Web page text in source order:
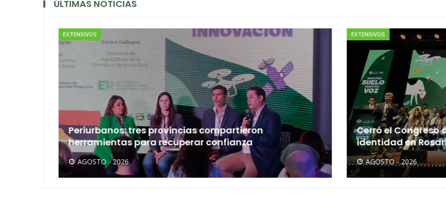
ÚLTIMAS NOTICIAS
EXTENSIVOS
Periurbanos: tres provincias compartieron
herramientas para recuperar confianza
AGOSTO - 2026
EXTENSIVOS
Cerró el Congreso
identidad en
AGOSTO - 2026